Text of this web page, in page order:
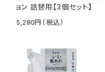
ョン 詰替用【3個セット】
5,280